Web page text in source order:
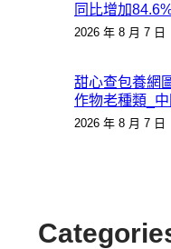
同比增加
2026 年 8 月 7 日
甜心查包養網
作物老種類_中
2026 年 8 月 7 日